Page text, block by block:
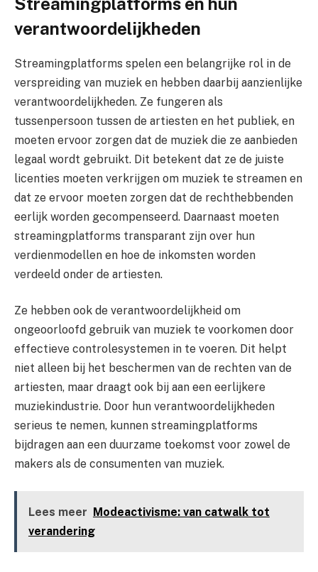
verantwoordelijkheden
Streamingplatforms spelen een belangrijke rol in de
verspreiding van muziek en hebben daarbij aanzienlijke
verantwoordelijkheden. Ze fungeren als
tussenpersoon tussen de artiesten en het publiek, en
moeten ervoor zorgen dat de muziek die ze aanbieden
legaal wordt gebruikt. Dit betekent dat ze de juiste
licenties moeten verkrijgen om muziek te streamen en
dat ze ervoor moeten zorgen dat de rechthebbenden
eerlijk worden gecompenseerd. Daarnaast moeten
streamingplatforms transparant zijn over hun
verdienmodellen en hoe de inkomsten worden
verdeeld onder de artiesten.
Ze hebben ook de verantwoordelijkheid om
ongeoorloofd gebruik van muziek te voorkomen door
effectieve controlesystemen in te voeren. Dit helpt
niet alleen bij het beschermen van de rechten van de
artiesten, maar draagt ook bij aan een eerlijkere
muziekindustrie. Door hun verantwoordelijkheden
serieus te nemen, kunnen streamingplatforms
bijdragen aan een duurzame toekomst voor zowel de
makers als de consumenten van muziek.
Lees meer Modeactivisme: van catwalk tot
verandering